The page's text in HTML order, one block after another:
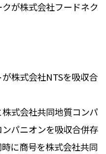
が株式会社フードネク
株式会社NTSを吸収合
式会社共同地質コンパ
パニオンを吸収合併存
に商号を株式会社共同